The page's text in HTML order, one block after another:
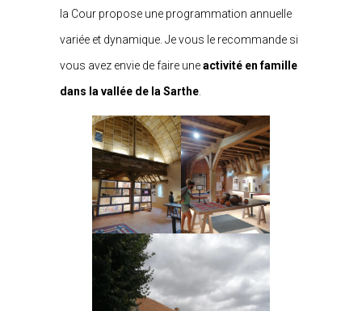
la Cour propose une programmation annuelle
variée et dynamique. Je vous le recommande si
vous avez envie de faire uneactivité en famille
dans la vallée de la Sarthe